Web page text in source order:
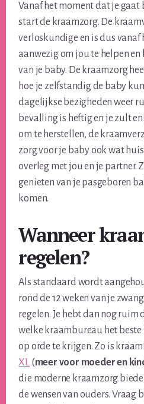
Vanaf het moment dat je gaat
start de kraamzorg. De
verloskundige en is dus vanaf
aanwezig om jou te helpen
van je baby. De kraamzorg
hoe je zelfstandig de baby
dagelijkse bezigheden weer
bevalling is heftig en je zult
om te herstellen, de
zorg voor je baby ook wat
overleg met jou en je partner.
genieten van je pasgeboren
komen.
Wanneer
regelen?
Als standaard wordt
rond de 12 weken van je
regelen. Je hebt dan nog
welke kraambureau het
op orde te krijgen. Zo is
XL (meer voor moeder en
die moderne kraamzorg
de wensen van ouders. Vraag